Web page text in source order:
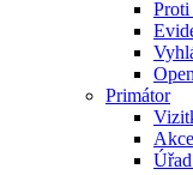
Primátor